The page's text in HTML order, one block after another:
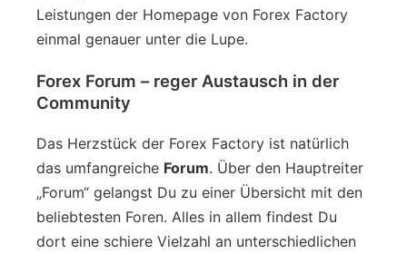
Leistungen der Homepage von Forex Factory
einmal genauer unter die Lupe.
Forex Forum – reger Austausch in der
Community
Das Herzstück der Forex Factory ist natürlich
das umfangreiche Forum. Über den Hauptreiter
„Forum“ gelangst Du zu einer Übersicht mit den
beliebtesten Foren. Alles in allem findest Du
dort eine schiere Vielzahl an unterschiedlichen